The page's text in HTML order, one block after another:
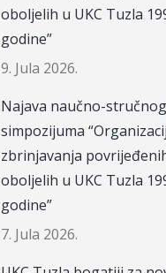
oboljelih u UKC Tuzla
godine”
9. Jula 2026.
Najava naučno-stručnog
simpozijuma
zbrinjavanja
oboljelih u UKC Tuzla
godine”
7. Jula 2026.